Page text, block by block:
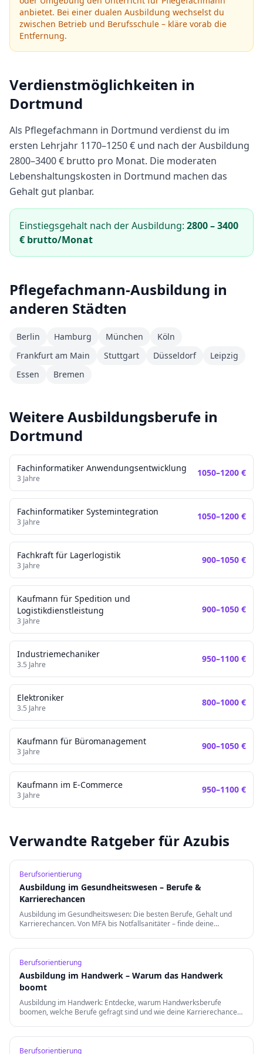
anbietet. Bei einer dualen Ausbildung wechselst du
zwischen Betrieb und Berufsschule – kläre vorab die
Entfernung.
Verdienstmöglichkeiten in
Dortmund
Als Pflegefachmann in Dortmund verdienst du im
ersten Lehrjahr 1170–1250€ und nach der Ausbildung
2800–3400€ brutto pro Monat. Die moderaten
Lebenshaltungskosten in Dortmund machen das
Gehalt gut planbar.
Einstiegsgehalt nach der Ausbildung: 2800–3400
€ brutto/Monat
Pflegefachmann-Ausbildung in
anderen Städten
Berlin Hamburg München
Köln
Frankfurt am Main
Stuttgart Düsseldorf
Leipzig
Essen
Bremen
Weitere Ausbildungsberufe in
Dortmund
Fachinformatiker Anwendungsentwicklung
3 Jahre
1050–1200 €
Fachinformatiker Systemintegration
3 Jahre
1050–1200 €
Fachkraft für Lagerlogistik
3 Jahre
900–1050 €
Kaufmann für Spedition und
Logistikdienstleistung
3 Jahre
900–1050 €
Industriemechaniker
3.5 Jahre
950–1100 €
Elektroniker
3.5 Jahre
800–1000 €
Kaufmann für Büromanagement
3 Jahre
900–1050 €
Kaufmann im E-Commerce
3 Jahre
950–1100 €
Verwandte Ratgeber für Azubis
Berufsorientierung
Ausbildung im Gesundheitswesen – Berufe &
Karrierechancen
Ausbildung im Gesundheitswesen: Die besten Berufe, Gehalt und
Karrierechancen. Von MFA bis Notfallsanitäter – finde deine
Berufsorientierung
Ausbildung im Handwerk – Warum das Handwerk
boomt
Ausbildung im Handwerk: Entdecke, warum Handwerksberufe
boomen, welche Berufe gefragt sind und wie deine Karrierechancen
Berufsorientierung